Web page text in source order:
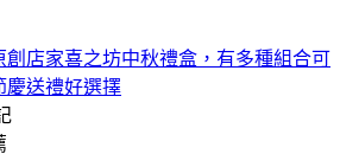
創店家喜之坊中秋禮盒，有多種組合可
慶送禮好選擇